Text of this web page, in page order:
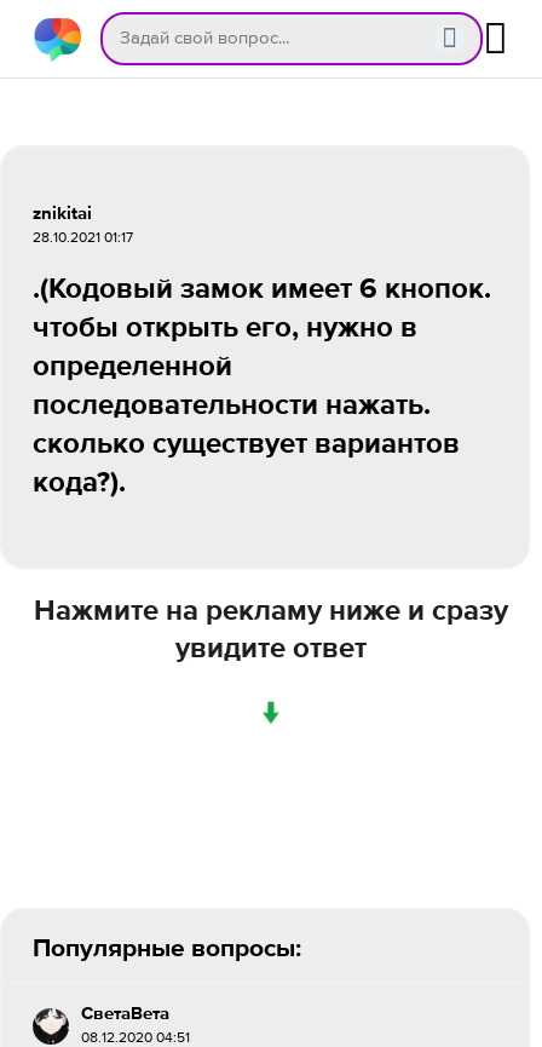
znikitai
28.10.2021 01:17
.(Кодовый замок имеет 6 кнопок.
чтобы открыть его, нужно в
определенной
последовательности нажать.
сколько существует вариантов
кода?).
Нажмите на рекламу ниже и сразу
увидите ответ
↓
Популярные вопросы:
СветаВета
08.12.2020 04:51